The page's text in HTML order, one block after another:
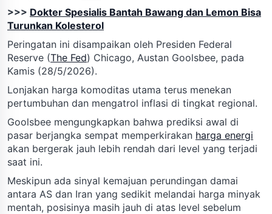
>>> Dokter Spesialis Bantah Bawang dan Lemon Bisa
Turunkan Kolesterol
Peringatan ini disampaikan oleh Presiden Federal
Reserve (The Fed) Chicago, Austan Goolsbee, pada
Kamis (28/5/2026).
Lonjakan harga komoditas utama terus menekan
pertumbuhan dan mengatrol inflasi di tingkat regional.
Goolsbee mengungkapkan bahwa prediksi awal di
pasar berjangka sempat memperkirakan harga energi
akan bergerak jauh lebih rendah dari level yang terjadi
saat ini.
Meskipun ada sinyal kemajuan perundingan damai
antara AS dan Iran yang sedikit melandai harga minyak
mentah, posisinya masih jauh di atas level sebelum